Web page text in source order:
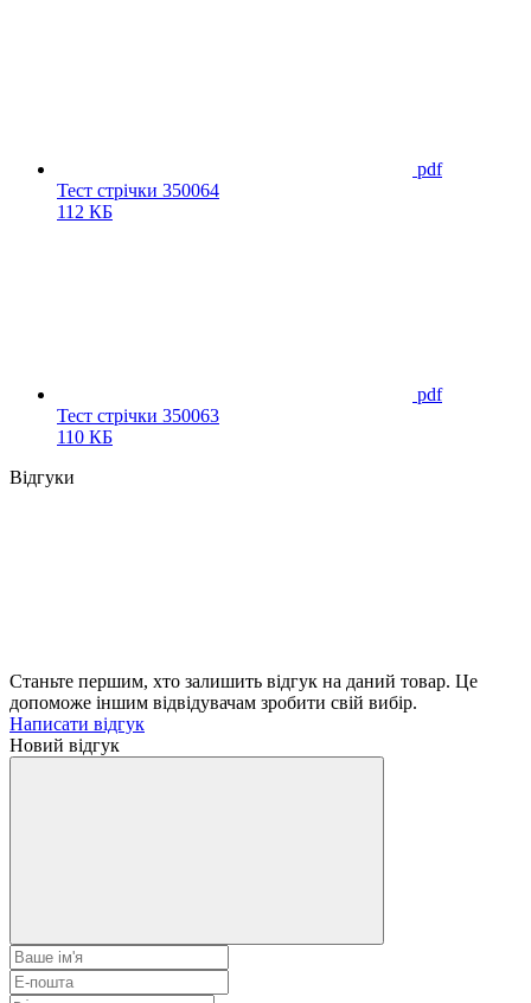
pdf
Тест стрічки 350064
112 КБ
pdf
Тест стрічки 350063
110 КБ
Відгуки
Станьте першим, хто залишить відгук на даний товар. Це
допоможе іншим відвідувачам зробити свій вибір.
Написати відгук
Новий відгук